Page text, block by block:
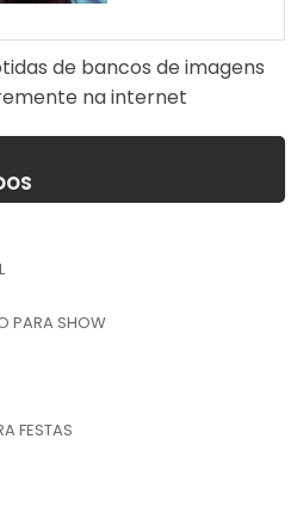
paradas e desfiles.
Perfeitas:
e ações de
corporativos
e eventos
Paradas e desfiles
livre Inaugurações e
a Fantasia Inflável da
Balões, sua marca
de bancos de imagens
na internet
PARA SHOW
FESTAS